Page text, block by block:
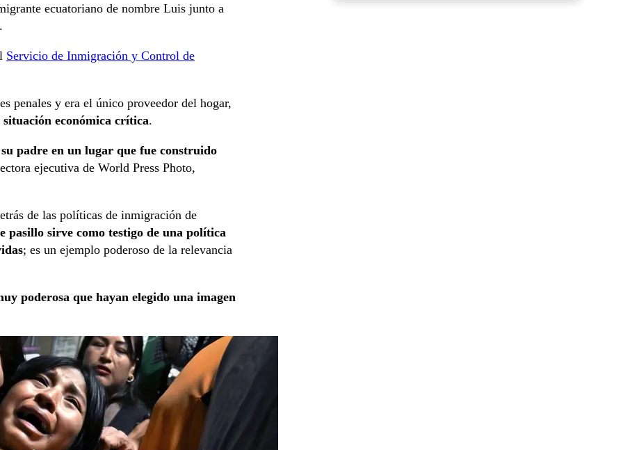
ecuatoriano de nombre Luis junto a
.
Servicio de Inmigración y Control de
penales y era el único proveedor del hogar,
económica crítica.
padre en un lugar que fue construido
ejecutiva de World Press Photo,
de las políticas de inmigración de
pasillo sirve como testigo de una política
; es un ejemplo poderoso de la relevancia
poderosa que hayan elegido una imagen